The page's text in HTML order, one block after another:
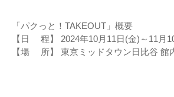
「パクっと！TAKEOUT」概要
【日 程】 2024年10月11日(金)～11月
【場 所】 東京ミッドタウン日比谷 館